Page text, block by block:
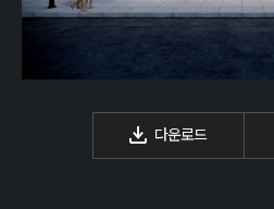
다운로드